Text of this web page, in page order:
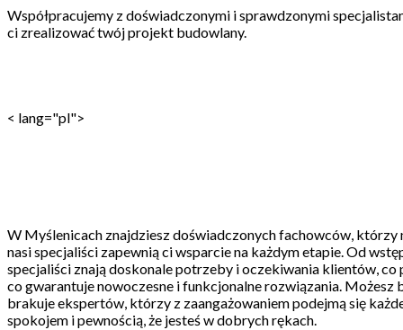
Współpracujemy z doświadczonymi i sprawdzonymi
ci zrealizować twój projekt budowlany.
< lang="pl">
W Myślenicach znajdziesz doświadczonych fachowców,
nasi specjaliści zapewnią ci wsparcie na każdym etapie. Od
specjaliści znają doskonale potrzeby i oczekiwania klientów,
co gwarantuje nowoczesne i funkcjonalne rozwiązania. Możesz
brakuje ekspertów, którzy z zaangażowaniem podejmą się
spokojem i pewnością, że jesteś w dobrych rękach.